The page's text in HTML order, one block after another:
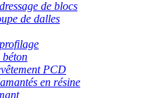
de blocs
de dalles
béton
PCD
en résine